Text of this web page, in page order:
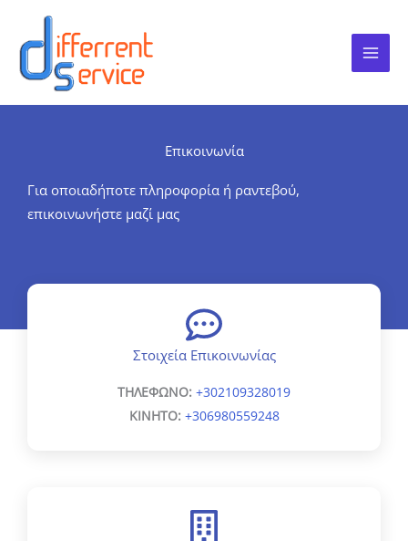
Μετάβαση
περιεχόμενο
Επικοινωνία
Για οποιαδήποτε πληροφορία ή ραντεβού,
επικοινωνήστε μαζί μας
Στοιχεία Επικοινωνίας
ΤΗΛΕΦΩΝΟ: +302109328019
ΚΙΝΗΤΟ: +306980559248